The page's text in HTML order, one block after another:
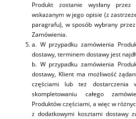
Produkt zostanie wysłany
wskazanym w jego opisie (z
paragrafu), w sposób wybrany
Zamówienia.
a. W przypadku zamówienia
dostawy, terminem dostawy jest
b. W przypadku zamówienia
dostawy, Klient ma możliwość
częściami lub też dostarczenia
skompletowaniu całego
Produktów częściami, a więc w
z dodatkowymi kosztami dostawy